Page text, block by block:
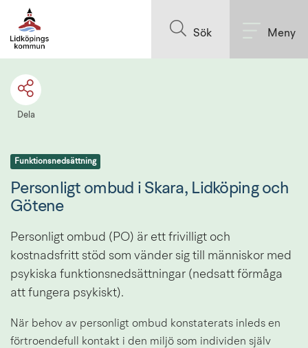
Sök Meny
Dela
Funktionsnedsättning
Personligt ombud i Skara, Lidköping och
Götene
Personligt ombud (PO) är ett frivilligt och
kostnadsfritt stöd som vänder sig till människor med
psykiska funktionsnedsättningar (nedsatt förmåga
att fungera psykiskt).
När behov av personligt ombud konstaterats inleds en
förtroendefull kontakt i den miljö som individen själv